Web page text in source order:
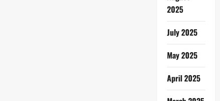
2025
July 2025
May 2025
April 2025